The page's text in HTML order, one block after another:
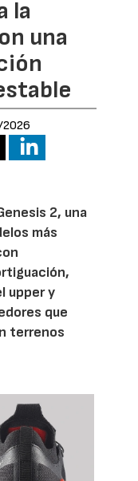
la
una
2, una
más
upper y
que
terrenos